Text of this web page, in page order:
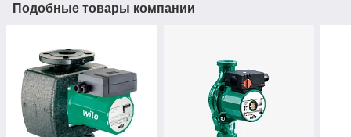
Подобные товары компании